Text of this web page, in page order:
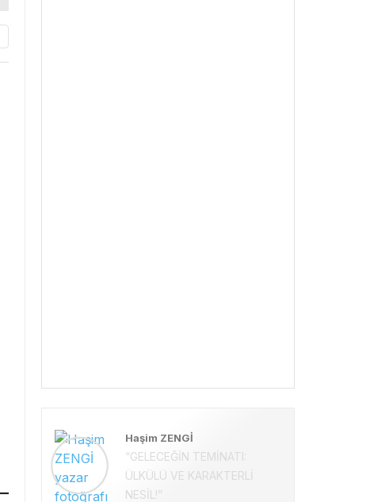
Haşim ZENGİ
“GELECEĞİN TEMİNATI:
ÜLKÜLÜ VE KARAKTERLİ
NESİL!”